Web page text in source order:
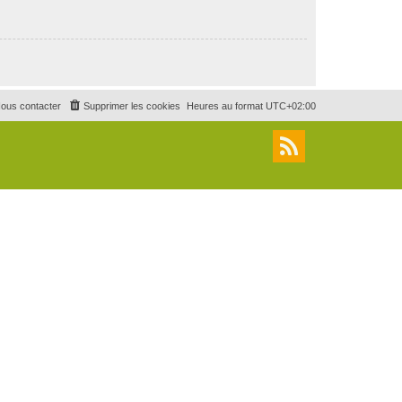
Heures au format UTC+02:00
Supprimer les cookies
contacter